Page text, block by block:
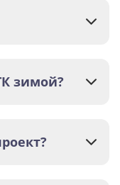
зимой?